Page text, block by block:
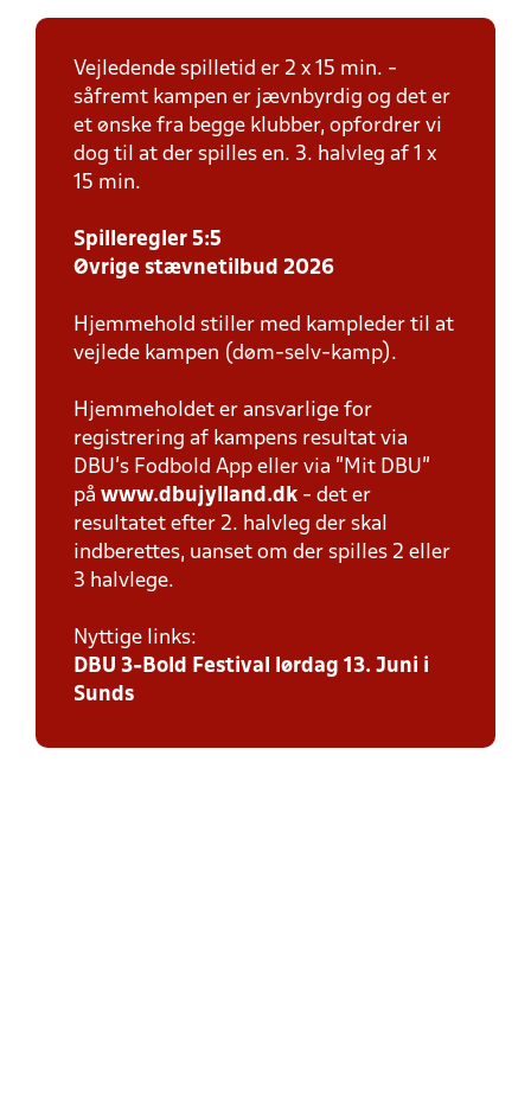
Vejledende spilletid er 2 x 15 min. -
såfremt kampen er jævnbyrdig og det er
et ønske fra begge klubber, opfordrer vi
dog til at der spilles en. 3. halvleg af 1 x
15 min.
Spilleregler 5:5
Øvrige stævnetilbud 2026
Hjemmehold stiller med kampleder til at
vejlede kampen (døm-selv-kamp).
Hjemmeholdet er ansvarlige for
registrering af kampens resultat via
DBU’s Fodbold App eller via ”Mit DBU”
på www.dbujylland.dk - det er
resultatet efter 2. halvleg der skal
indberettes, uanset om der spilles 2 eller
3 halvlege.
Nyttige links:
DBU 3-Bold Festival lørdag 13. Juni i
Sunds